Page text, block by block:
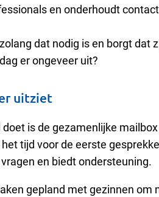
en onderhoudt
dat nodig is en borgt dat
er ongeveer uit?
uitziet
is de gezamenlijke
tijd voor de eerste
en biedt ondersteuning.
gepland met gezinnen om